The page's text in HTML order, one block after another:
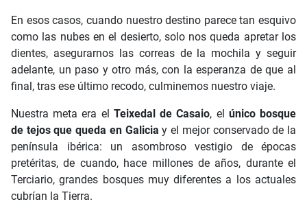
En esos casos, cuando nuestro destino parece tan esquivo
como las nubes en el desierto, solo nos queda apretar los
dientes, asegurarnos las correas de la mochila y seguir
adelante, un paso y otro más, con la esperanza de que al
final, tras ese último recodo, culminemos nuestro viaje.
Nuestra meta era el Teixedal de Casaio, el único bosque
de tejos que queda en Galicia y el mejor conservado de la
península ibérica: un asombroso vestigio de épocas
pretéritas, de cuando, hace millones de años, durante el
Terciario, grandes bosques muy diferentes a los actuales
cubrían la Tierra.